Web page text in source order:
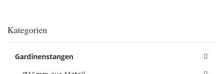
Kategorien
Gardinenstangen